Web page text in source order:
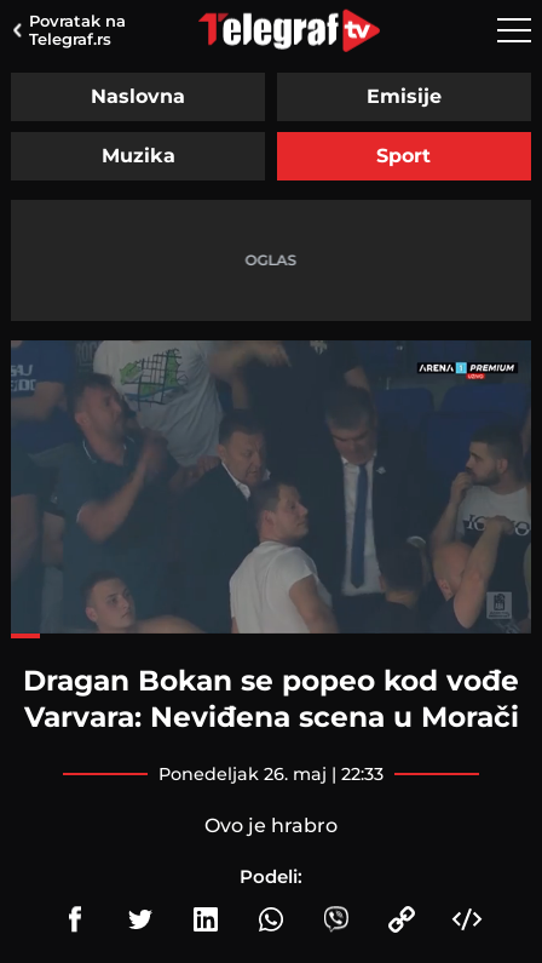
Povratak na
Telegraf.rs
Naslovna Emisije
Muzika Sport
Dragan Bokan se popeo kod vođe
Varvara: Neviđena scena u Morači
ponedeljak 26. maj | 22:33
Ovo je hrabro
Podeli: